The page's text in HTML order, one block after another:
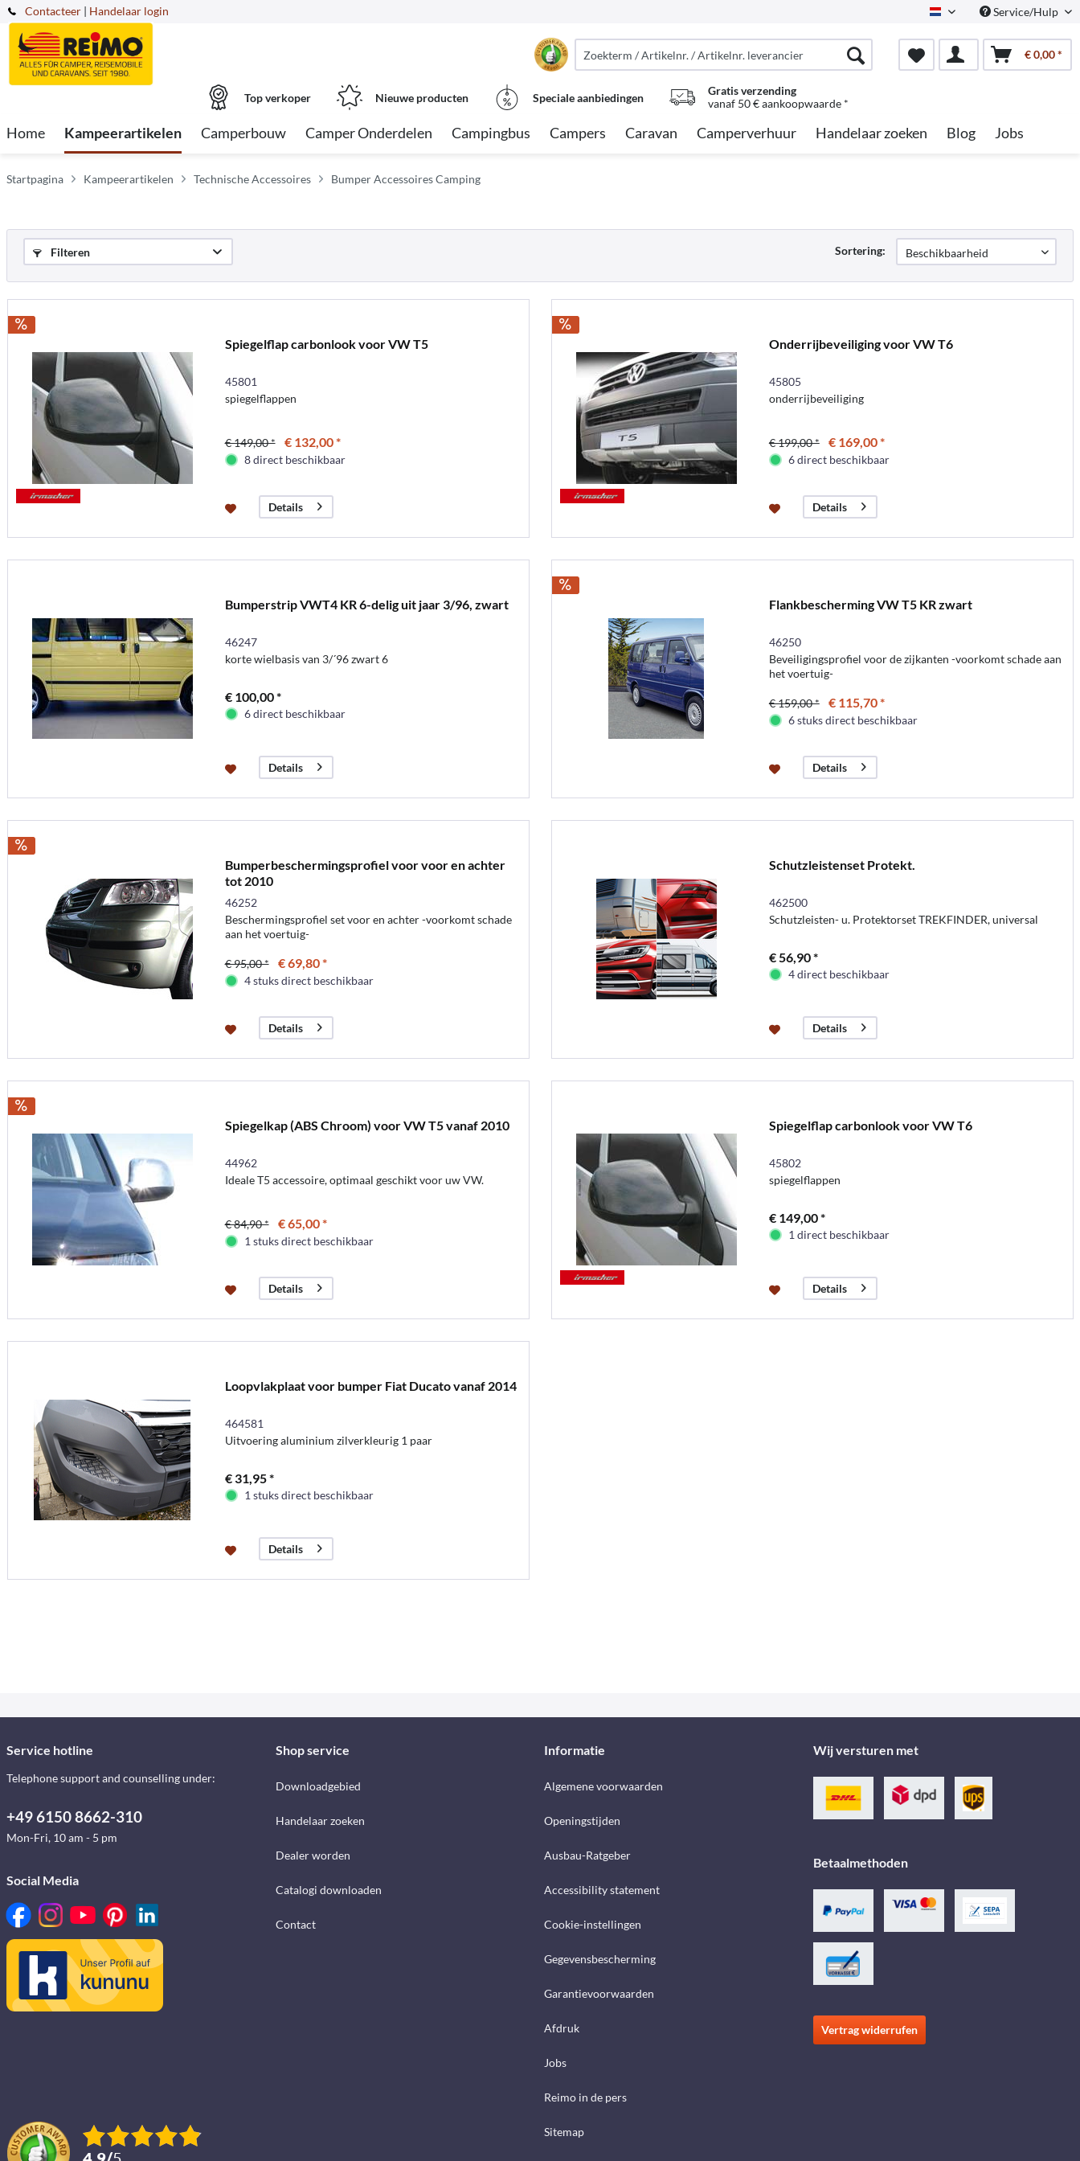
Contacteer Dutch Service/Hulp
| Handelaar login
€ 0,00 *
Top verkoper Nieuwe producten Speciale aanbiedingen
Gratis verzending
vanaf 50 € aankoopwaarde *
Home Kampeerartikelen Camperbouw Camper Onderdelen Campingbus Campers Caravan Camperverhuur Handelaar zoeken Blog Jobs
Startpagina Kampeerartikelen Technische Accessoires Bumper Accessoires Camping
Filteren Sortering:
Spiegelflap carbonlook voor VW T5
45801
spiegelflappen
€ 149,00 * € 132,00 *
8 direct beschikbaar
Details
Onderrijbeveiliging voor VW T6
45805
onderrijbeveiliging
€ 199,00 * € 169,00 *
6 direct beschikbaar
Details
Bumperstrip VWT4 KR 6-delig uit jaar 3/96, zwart
46247
korte wielbasis van 3/´96 zwart 6
€ 100,00 *
6 direct beschikbaar
Details
Flankbescherming VW T5 KR zwart
46250
Beveiligingsprofiel voor de zijkanten -voorkomt schade aan
het voertuig-
€ 159,00 * € 115,70 *
6 stuks direct beschikbaar
Details
Bumperbeschermingsprofiel voor voor en achter
tot 2010
46252
Beschermingsprofiel set voor en achter -voorkomt schade
aan het voertuig-
€ 95,00 * € 69,80 *
4 stuks direct beschikbaar
Details
Schutzleistenset Protekt.
462500
Schutzleisten- u. Protektorset TREKFINDER, universal
€ 56,90 *
4 direct beschikbaar
Details
Spiegelkap (ABS Chroom) voor VW T5 vanaf 2010
44962
Ideale T5 accessoire, optimaal geschikt voor uw VW.
€ 84,90 * € 65,00 *
1 stuks direct beschikbaar
Details
Spiegelflap carbonlook voor VW T6
45802
spiegelflappen
€ 149,00 *
1 direct beschikbaar
Details
Loopvlakplaat voor bumper Fiat Ducato vanaf 2014
464581
Uitvoering aluminium zilverkleurig 1 paar
€ 31,95 *
1 stuks direct beschikbaar
Details
Service hotline
Telephone support and counselling under:
+49 6150 8662-310
Mon-Fri, 10 am - 5 pm
Social Media
Shop service
Downloadgebied
Handelaar zoeken
Dealer worden
Catalogi downloaden
Contact
Informatie
Algemene voorwaarden
Openingstijden
Ausbau-Ratgeber
Accessibility statement
Cookie-instellingen
Gegevensbescherming
Garantievoorwaarden
Afdruk
Jobs
Reimo in de pers
Sitemap
Wij versturen met
Betaalmethoden
Vertrag widerrufen